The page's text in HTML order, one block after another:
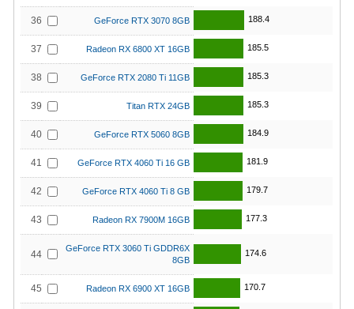
36 GeForce RTX 3070 8GB 188.4
37 Radeon RX 6800 XT 16GB 185.5
38 GeForce RTX 2080 Ti 11GB 185.3
39 Titan RTX 24GB 185.3
40 GeForce RTX 5060 8GB 184.9
41 GeForce RTX 4060 Ti 16 GB 181.9
42 GeForce RTX 4060 Ti 8 GB 179.7
43 Radeon RX 7900M 16GB 177.3
44
GeForce RTX 3060 Ti GDDR6X
8GB
174.6
45 Radeon RX 6900 XT 16GB 170.7